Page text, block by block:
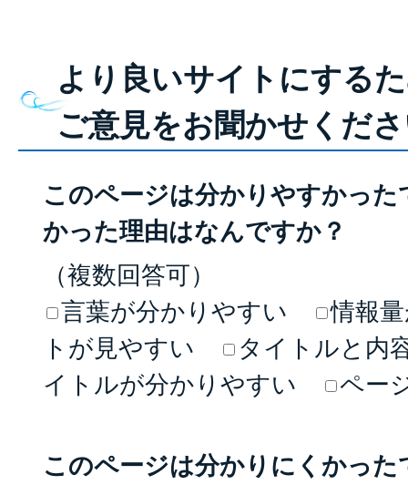
より良いサイトにする
ご意見をお聞かせくだ
このページは分かりやすかっ
かった理由はなんですか？
（複数回答可）
言葉が分かりやすい
情報
トが見やすい
タイトルと内
イトルが分かりやすい
ペー
このページは分かりにくかっ